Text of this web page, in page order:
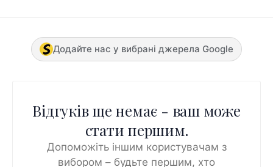
Додайте нас у вибрані джерела Google
Відгуків ще немає - ваш може
стати першим.
Допоможіть іншим користувачам з
вибором – будьте першим, хто